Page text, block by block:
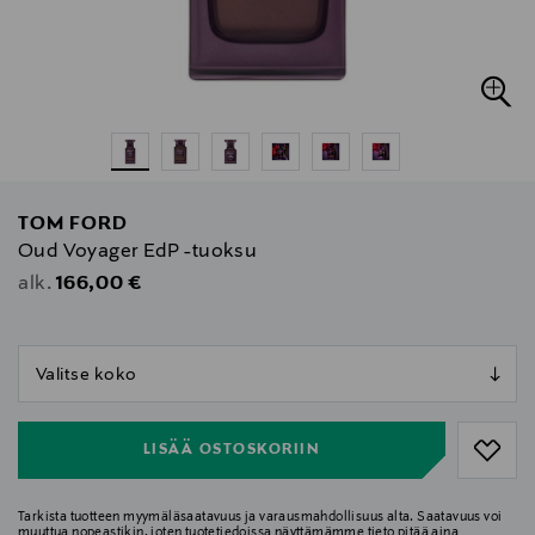
TOM FORD
Oud Voyager EdP -tuoksu
alk. Original Price
166,00 €
LISÄÄ OSTOSKORIIN
Tarkista tuotteen myymäläsaatavuus ja varausmahdollisuus alta. Saatavuus voi